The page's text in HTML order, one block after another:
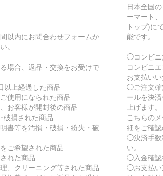
以内にお問合わせフォームか
。
場合、返品・交換をお受けで
以上経過した商品
使用になられた商品
お客様が開封後の商品
破損された商品
書等を汚損・破損・紛失・破
ご希望された商品
れた商品
、クリーニング等された商品
日本全国
ーマート
トップ)に
能です。
◯コンビニ
コンビニ
お支払いい
◯ご注文確
ールを決
上げます。
こちらの
細をご確
◯決済手数
い。
◯入金確認
◯お支払い